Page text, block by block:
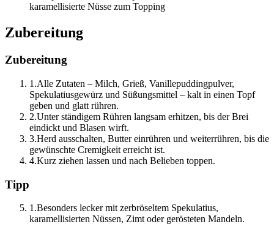
karamellisierte Nüsse zum Topping
Zubereitung
Zubereitung
1 .Alle Zutaten – Milch, Grieß, Vanillepuddingpulver,
Spekulatiusgewürz und Süßungsmittel – kalt in einen Topf
geben und glatt rühren.
2.Unter ständigem Rühren langsam erhitzen, bis der Brei
eindickt und Blasen wirft.
3.Herd ausschalten, Butter einrühren und weiterrühren, bis die
gewünschte Cremigkeit erreicht ist.
4.Kurz ziehen lassen und nach Belieben toppen.
Tipp
1 .Besonders lecker mit zerbröseltem Spekulatius,
karamellisierten Nüssen, Zimt oder gerösteten Mandeln.